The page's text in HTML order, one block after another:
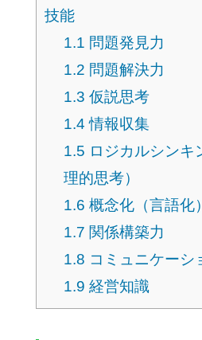
技能
1.1 問題発見力
1.2 問題解決力
1.3 仮説思考
1.4 情報収集
1.5 ロジカルシンキ
理的思考）
1.6 概念化（言語化）
1.7 関係構築力
1.8 コミュニケーシ
1.9 経営知識